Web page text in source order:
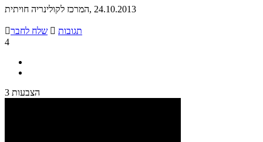
המרכז לקולינריה חויתית, 24.10.2013
שלח לחבר  תגובות
4
3 הצבעות